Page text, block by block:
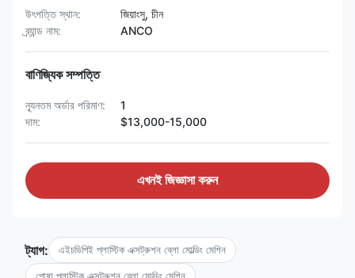
উৎপত্তি স্থান:
জিয়াংসু, চীন
ব্র্যান্ড নাম:
ANCO
বাণিজ্যিক সম্পত্তি
ন্যূনতম অর্ডার পরিমাণ:
1
দাম:
$13,000-15,000
এখনই জিজ্ঞাসা করুন
ট্যাগ: এইচডিপিই প্লাস্টিক এক্সট্রুশন ব্লো মোল্ডিং মেশিন